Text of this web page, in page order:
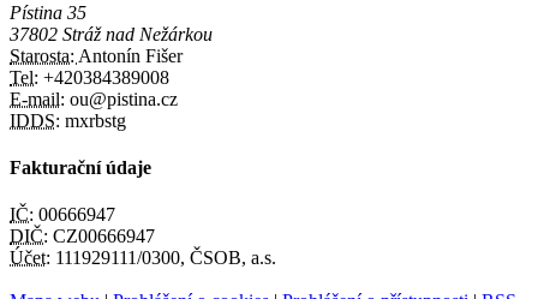
Pístina 35
37802 Stráž nad Nežárkou
Starosta: Antonín Fišer
Tel: +420384389008
E-mail: ou@pistina.cz
IDDS: mxrbstg
Fakturační údaje
IČ: 00666947
DIČ: CZ00666947
Účet: 111929111/0300, ČSOB, a.s.